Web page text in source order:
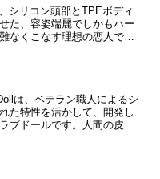
シリコン頭部とTPEボディ
た、容姿端麗でしかもハー
なくこなす理想の恋人で
しました。そして、ユーザ
は、ベテラン職人によるシ
た特性を活かして、開発し
ブドールです。人間の皮